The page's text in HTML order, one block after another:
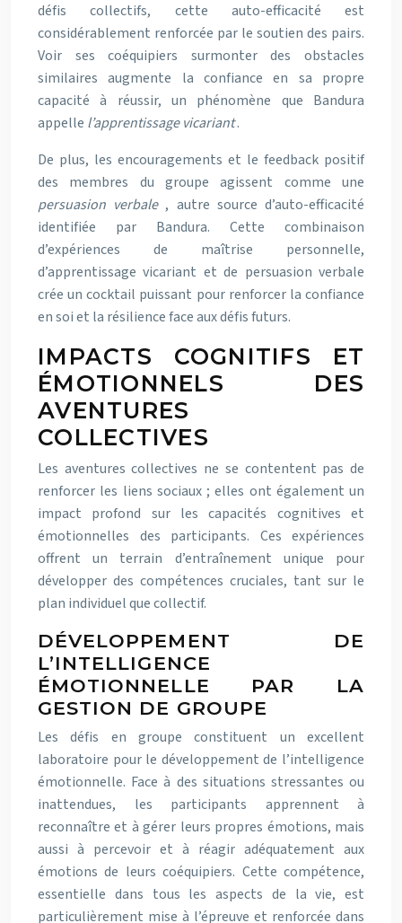
défis collectifs, cette auto-efficacité est
considérablement renforcée par le soutien des pairs.
Voir ses coéquipiers surmonter des obstacles
similaires augmente la confiance en sa propre
capacité à réussir, un phénomène que Bandura
appelle l’apprentissage vicariant.
De plus, les encouragements et le feedback positif
des membres du groupe agissent comme une
persuasion verbale , autre source d’auto-efficacité
identifiée par Bandura. Cette combinaison
d’expériences de maîtrise personnelle,
d’apprentissage vicariant et de persuasion verbale
crée un cocktail puissant pour renforcer la confiance
en soi et la résilience face aux défis futurs.
IMPACTS COGNITIFS ET
ÉMOTIONNELS DES
AVENTURES
COLLECTIVES
Les aventures collectives ne se contentent pas de
renforcer les liens sociaux ; elles ont également un
impact profond sur les capacités cognitives et
émotionnelles des participants. Ces expériences
offrent un terrain d’entraînement unique pour
développer des compétences cruciales, tant sur le
plan individuel que collectif.
DÉVELOPPEMENT DE
L’INTELLIGENCE
ÉMOTIONNELLE PAR LA
GESTION DE GROUPE
Les défis en groupe constituent un excellent
laboratoire pour le développement de l’intelligence
émotionnelle. Face à des situations stressantes ou
inattendues, les participants apprennent à
reconnaître et à gérer leurs propres émotions, mais
aussi à percevoir et à réagir adéquatement aux
émotions de leurs coéquipiers. Cette compétence,
essentielle dans tous les aspects de la vie, est
particulièrement mise à l’épreuve et renforcée dans